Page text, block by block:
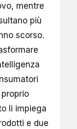
mentre
più
scorso.
li impiega
e due